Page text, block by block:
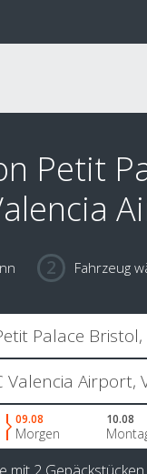
Petit
Fahrzeug
09.08
Morgen
10.08